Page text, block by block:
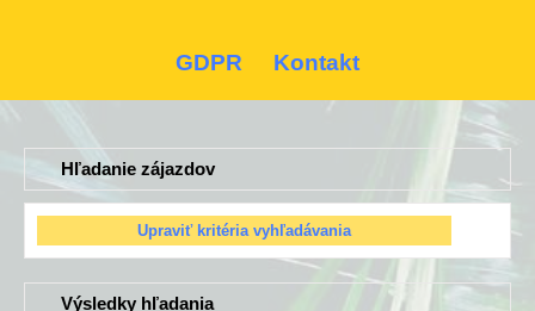
GDPR Kontakt
Hľadanie zájazdov
Výsledky hľadania